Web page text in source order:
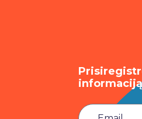
informaciją